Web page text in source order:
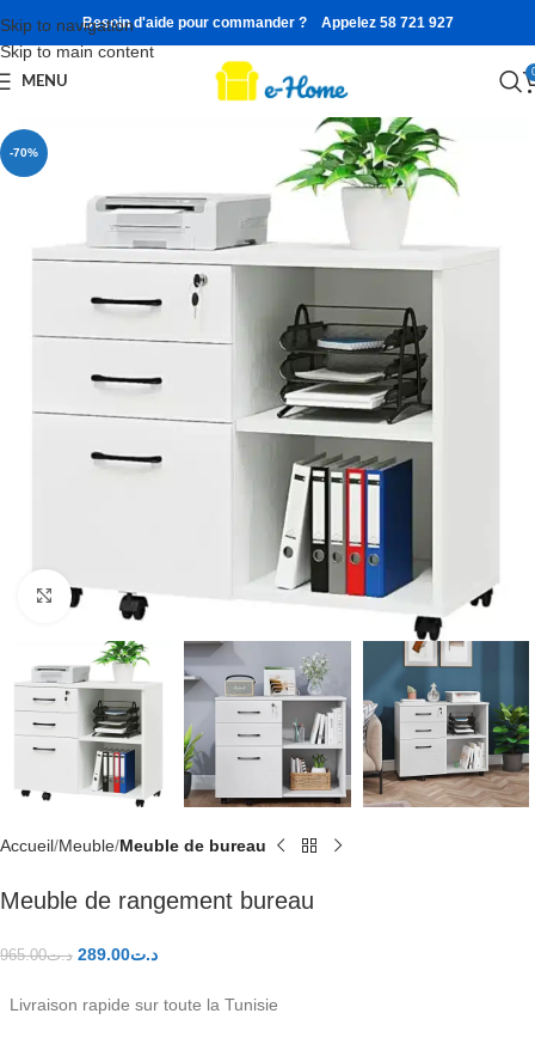
Skip to navigation
Skip to main content
Besoin d'aide pour commander ? Appelez 58 721 927
MENU
-70%
Click to enlarge
Accueil Meuble Meuble de bureau
Meuble de rangement bureau
د.ت965.00 د.ت289.00
Livraison rapide sur toute la Tunisie